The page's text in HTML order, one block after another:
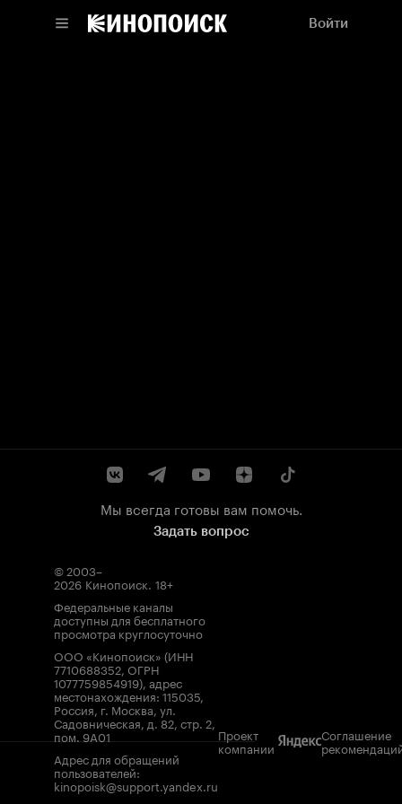
Войти
Мы всегда готовы вам помочь.
Задать вопрос
© 2003–
2026 Кинопоиск. 18+
Федеральные каналы
доступны для бесплатного
просмотра круглосуточно
ООО «Кинопоиск» (ИНН
7710688352, ОГРН
1077759854919), адрес
местонахождения: 115035,
Россия, г. Москва, ул.
Садовническая, д. 82, стр. 2,
пом. 9А01
Адрес для обращений
пользователей:
kinopoisk@support.yandex.ru
Проект
компании
Соглашение